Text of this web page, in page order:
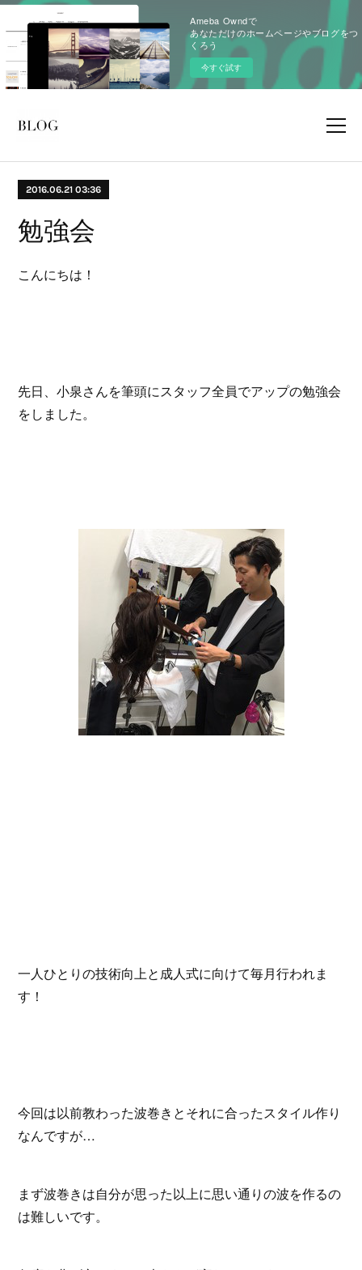
Ameba Owndで
あなただけのホームページやブログをつ
くろう
今すぐ試す
2016.06.21 03:36
勉強会
こんにちは！
先日、小泉さんを筆頭にスタッフ全員でアップの勉強会
をしました。
一人ひとりの技術向上と成人式に向けて毎月行われま
す！
今回は以前教わった波巻きとそれに合ったスタイル作り
なんですが…
まず波巻きは自分が思った以上に思い通りの波を作るの
は難しいです。